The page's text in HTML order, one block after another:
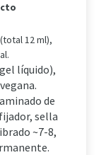
12 ml),
líquido),
de
sella
~7-8,